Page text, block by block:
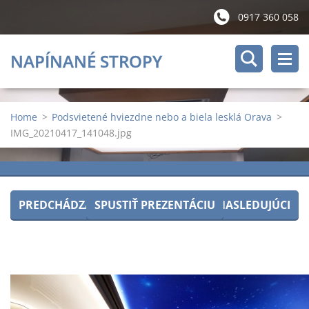
0917 360 058
NAPÍNANÉ STROPY
Home > Podsvietené hviezdne nebo a biela lesklá Orava >
IMG_20210417_141048.jpg
PREDCHÁDZAJÚCISPUSTIŤ PREZENTÁCIU NASLEDUJÚCI